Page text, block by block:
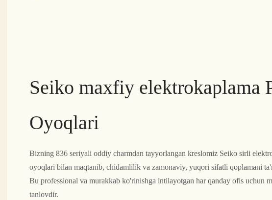
Seiko maxfiy elektrokaplama
Oyoqlari
Bizning 836 seriyali oddiy charmdan tayyorlangan kreslomiz Seiko sirli
oyoqlari bilan maqtanib, chidamlilik va zamonaviy, yuqori sifatli qoplamani
Bu professional va murakkab ko'rinishga intilayotgan har qanday ofis uchun
tanlovdir.